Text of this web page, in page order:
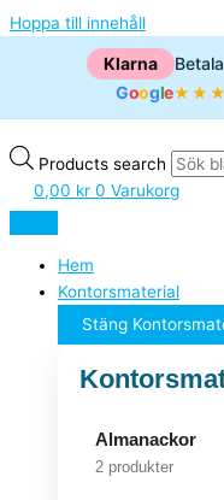
Hoppa till innehåll
Klarna
Google
Products search
0,00 kr 0 Varukorg
Hem
Kontorsmaterial
Stäng
Almanackor
2 produkter